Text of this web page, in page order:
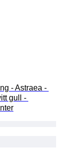
- Astraea -
gull -